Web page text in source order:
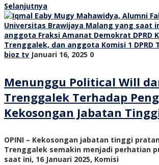
Selanjutnya
bioz tv Januari 16, 2025 0
Menunggu Political Will
Trenggalek Terhadap
Kekosongan Jabatan
OPINI – Kekosongan jabatan tinggi
Trenggalek semakin menjadi perhatian
saat ini, 16 Januari 2025, Komisi